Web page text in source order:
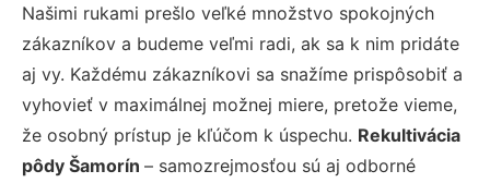
Našimi rukami prešlo veľké množstvo spokojných
zákazníkov a budeme veľmi radi, ak sa k nim pridáte
aj vy. Každému zákazníkovi sa snažíme prispôsobiť a
vyhovieť v maximálnej možnej miere, pretože vieme,
že osobný prístup je kľúčom k úspechu. Rekultivácia
pôdy Šamorín – samozrejmosťou sú aj odborné